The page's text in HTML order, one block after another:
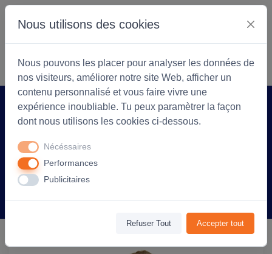
S'identifier Commencer
Accueil Coopérarock Produit
polyester - Femme - Gris pur
Nous utilisons des cookies
Nous pouvons les placer pour analyser les données de
nos visiteurs, améliorer notre site Web, afficher un
contenu personnalisé et vous faire vivre une
expérience inoubliable. Tu peux paramètrer la façon
dont nous utilisons les cookies ci-dessous.
Nécéssaires
Performances
Publicitaires
Refuser Tout Accepter tout